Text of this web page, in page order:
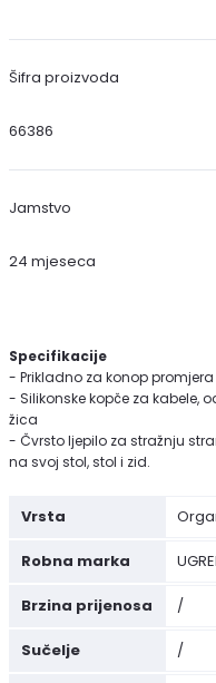
Šifra proizvoda
66386
Jamstvo
24 mjeseca
Specifikacije
- Prikladno za konop
- Silikonske kopče za kabele,
žica
- Čvrsto ljepilo za stražnju
na svoj stol, stol i zid.
Vrsta
Robna marka
Brzina prijenosa /
Sučelje /